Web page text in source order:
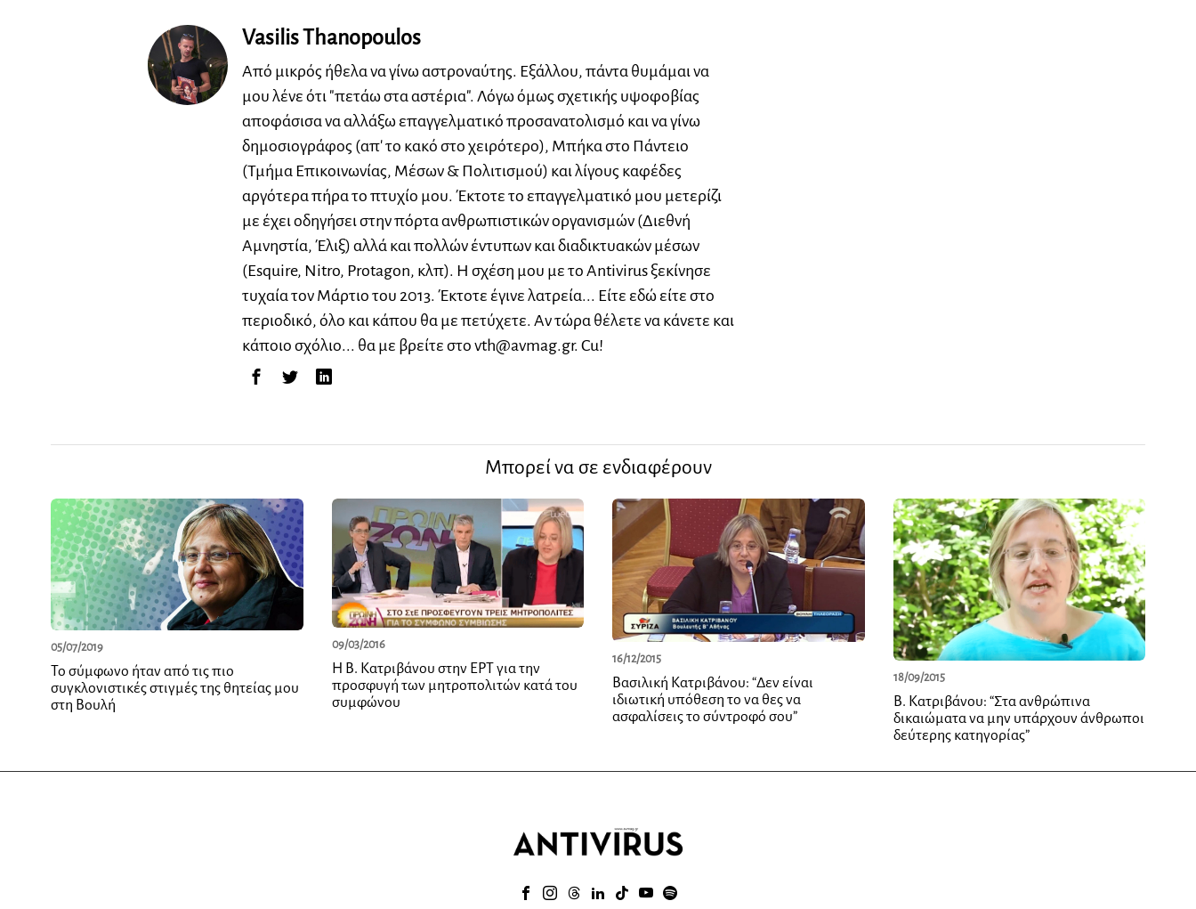
Vasilis Thanopoulos
Από μικρός ήθελα να γίνω αστροναύτης. Εξάλλου, πάντα θυμάμαι να
μου λένε ότι "πετάω στα αστέρια". Λόγω όμως σχετικής υψοφοβίας
αποφάσισα να αλλάξω επαγγελματικό προσανατολισμό και να γίνω
δημοσιογράφος (απ' το κακό στο χειρότερο), Μπήκα στο Πάντειο
(Τμήμα Επικοινωνίας, Μέσων & Πολιτισμού) και λίγους καφέδες
αργότερα πήρα το πτυχίο μου. Έκτοτε το επαγγελματικό μου μετερίζι
με έχει οδηγήσει στην πόρτα ανθρωπιστικών οργανισμών (Διεθνή
Αμνηστία, Έλιξ) αλλά και πολλών έντυπων και διαδικτυακών μέσων
(Esquire, Nitro, Protagon, κλπ). Η σχέση μου με το Antivirus ξεκίνησε
τυχαία τον Μάρτιο του 2013. Έκτοτε έγινε λατρεία... Είτε εδώ είτε στο
περιοδικό, όλο και κάπου θα με πετύχετε. Αν τώρα θέλετε να κάνετε και
κάποιο σχόλιο... θα με βρείτε στο vth@avmag.gr. Cu!
Μπορεί να σε ενδιαφέρουν
05/07/2019
Το σύμφωνο ήταν από τις πιο
συγκλονιστικές στιγμές της θητείας μου
στη Βουλή
09/03/2016
H Β. Κατριβάνου στην ΕΡΤ για την
προσφυγή των μητροπολιτών κατά του
συμφώνου
16/12/2015
Βασιλική Κατριβάνου: “Δεν είναι
ιδιωτική υπόθεση το να θες να
ασφαλίσεις το σύντροφό σου”
18/09/2015
Β. Κατριβάνου: “Στα ανθρώπινα
δικαιώματα να μην υπάρχουν άνθρωποι
δεύτερης κατηγορίας”